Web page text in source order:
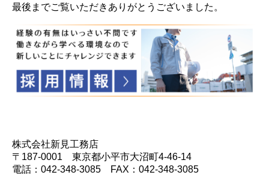
最後までご覧いただきありがとうございました。
株式会社新見工務店
〒187-0001 東京都小平市大沼町4-46-14
電話：042-348-3085 FAX：042-348-3085